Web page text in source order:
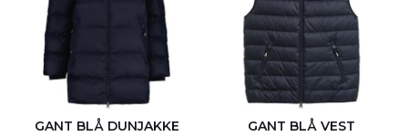
GANT BLÅ DUNJAKKE
GANT BLÅ VEST